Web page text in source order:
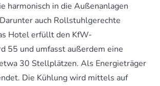
harmonisch in die Außenanlagen
auch Rollstuhlgerechte
Hotel erfüllt den KfW-
55 und umfasst außerdem eine
30 Stellplätzen. Als Energieträger
Die Kühlung wird mittels auf